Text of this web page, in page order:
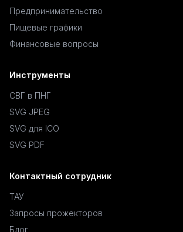
Предпринимательство
Пищевые графики
Финансовые вопросы
Инструменты
СВГ в ПНГ
SVG JPEG
SVG для ICO
SVG PDF
Контактный сотрудник
ТАУ
Запросы прожекторов
Блог